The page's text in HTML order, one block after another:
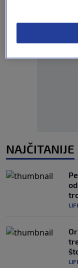
NAJČITANIJE